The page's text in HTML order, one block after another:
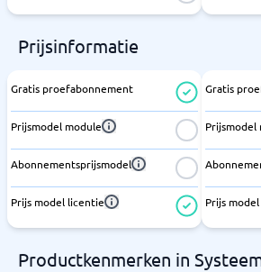
Prijsinformatie
Gratis proefabonnement
Prijsmodel module
Abonnementsprijsmodel
Prijs model licentie
Gratis
Prijsmodel
Prijs
Productkenmerken in